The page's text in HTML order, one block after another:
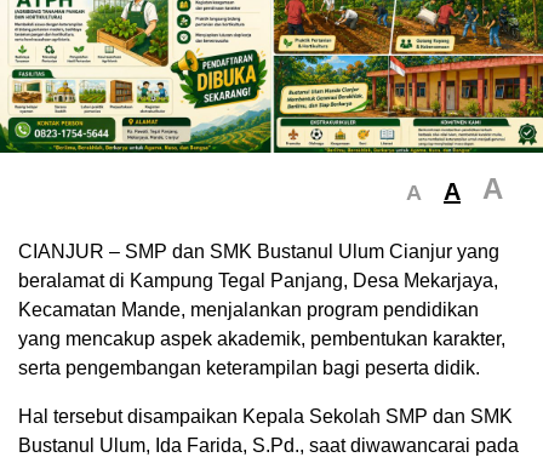
A A A
CIANJUR – SMP dan SMK Bustanul Ulum Cianjur yang
beralamat di Kampung Tegal Panjang, Desa Mekarjaya,
Kecamatan Mande, menjalankan program pendidikan
yang mencakup aspek akademik, pembentukan karakter,
serta pengembangan keterampilan bagi peserta didik.
Hal tersebut disampaikan Kepala Sekolah SMP dan SMK
Bustanul Ulum, Ida Farida, S.Pd., saat diwawancarai pada